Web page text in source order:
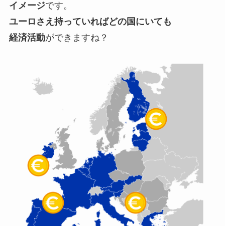
イメージです。
ユーロさえ持っていればどの国にいても
経済活動ができますね？